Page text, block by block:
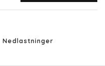
Nedlastninger